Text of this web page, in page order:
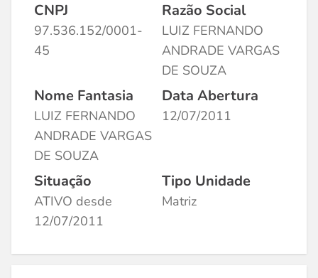
CNPJ
97.536.152/0001-
45
Razão Social
LUIZ FERNANDO
ANDRADE VARGAS
DE SOUZA
Nome Fantasia
LUIZ FERNANDO
ANDRADE VARGAS
DE SOUZA
Data Abertura
12/07/2011
Situação
ATIVO desde
12/07/2011
Tipo Unidade
Matriz